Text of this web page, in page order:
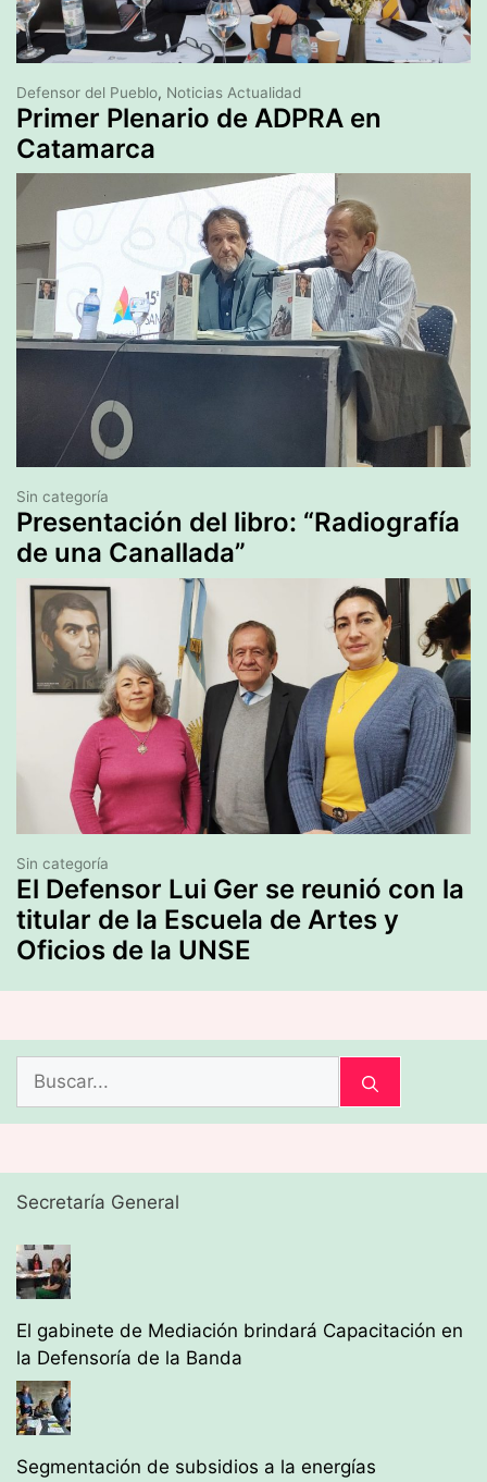
Primer Plenario de ADPRA en
Catamarca
Defensor del Pueblo, Noticias Actualidad
Presentación del libro: “Radiografía
de una Canallada”
Sin categoría
El Defensor Lui Ger se reunió con la
titular de la Escuela de Artes y
Oficios de la UNSE
Sin categoría
Buscar:
Secretaría General
El gabinete de Mediación brindará Capacitación en
la Defensoría de la Banda
Segmentación de subsidios a la energías